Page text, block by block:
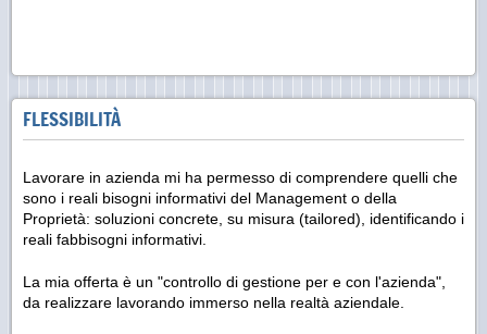
FLESSIBILITÀ
Lavorare in azienda mi ha permesso di comprendere quelli che
sono i reali bisogni informativi del Management o della
Proprietà: soluzioni concrete, su misura (tailored), identificando i
reali fabbisogni informativi.
La mia offerta è un "controllo di gestione per e con l'azienda",
da realizzare lavorando immerso nella realtà aziendale.